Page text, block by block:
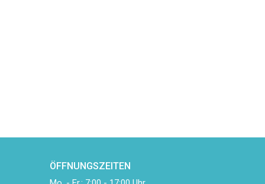
ÖFFNUNGSZEITEN